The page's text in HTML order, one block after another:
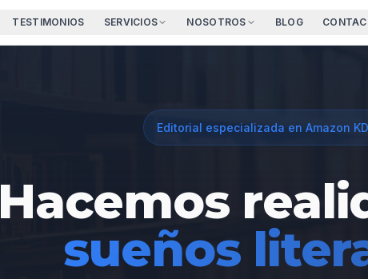
TESTIMONIOS SERVICIOS NOSOTROS BLOG
Editorial especializada en Amazon
Hacemos
sueños